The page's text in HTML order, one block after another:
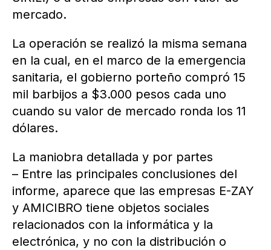
mercado.
La operación se realizó la misma semana
en la cual, en el marco de la emergencia
sanitaria, el gobierno porteño compró 15
mil barbijos a $3.000 pesos cada uno
cuando su valor de mercado ronda los 11
dólares.
La maniobra detallada y por partes
– Entre las principales conclusiones del
informe, aparece que las empresas E-ZAY
y AMICIBRO tiene objetos sociales
relacionados con la informática y la
electrónica, y no con la distribución o